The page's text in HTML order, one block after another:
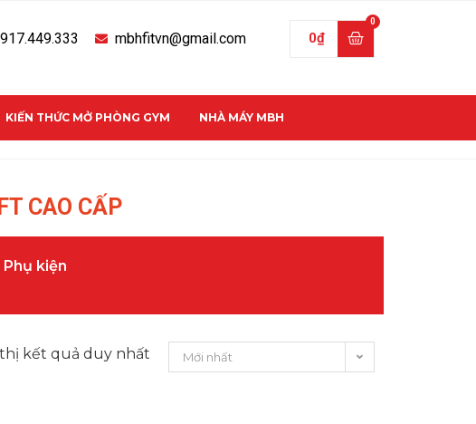
mbhfitvn@gmail.com 0₫
KIẾN THỨC MỞ PHÒNG GYM NHÀ MÁY MBH
CAO CẤP
Phụ kiện
kết quả duy nhất Mới nhất